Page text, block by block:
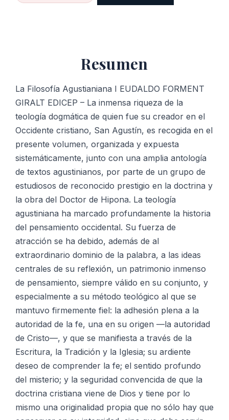
Resumen
La Filosofía Agustianiana I EUDALDO FORMENT
GIRALT EDICEP – La inmensa riqueza de la
teología dogmática de quien fue su creador en el
Occidente cristiano, San Agustín, es recogida en el
presente volumen, organizada y expuesta
sistemáticamente, junto con una amplia antología
de textos agustinianos, por parte de un grupo de
estudiosos de reconocido prestigio en la doctrina y
la obra del Doctor de Hipona. La teología
agustiniana ha marcado profundamente la historia
del pensamiento occidental. Su fuerza de
atracción se ha debido, además de al
extraordinario dominio de la palabra, a las ideas
centrales de su reflexión, un patrimonio inmenso
de pensamiento, siempre válido en su conjunto, y
especialmente a su método teológico al que se
mantuvo firmemente fiel: la adhesión plena a la
autoridad de la fe, una en su origen —la autoridad
de Cristo—, y que se manifiesta a través de la
Escritura, la Tradición y la Iglesia; su ardiente
deseo de comprender la fe; el sentido profundo
del misterio; y la seguridad convencida de que la
doctrina cristiana viene de Dios y tiene por lo
mismo una originalidad propia que no sólo hay que